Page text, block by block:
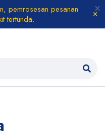
pemrosesan pesanan
tertunda.